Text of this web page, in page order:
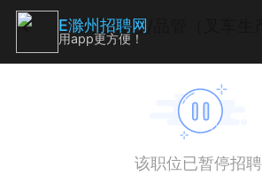
该职位已暂停招聘
E滁州招聘网
用app更方便！